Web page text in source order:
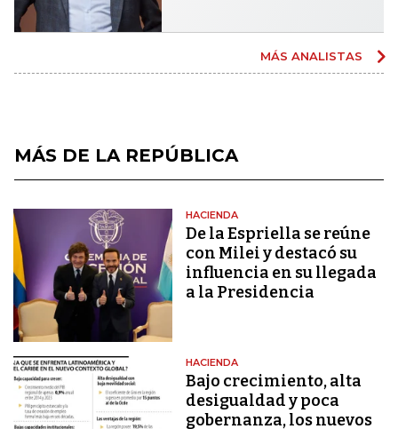
MÁS ANALISTAS
MÁS DE LA REPÚBLICA
HACIENDA
De la Espriella se reúne
con Milei y destacó su
influencia en su llegada
a la Presidencia
HACIENDA
Bajo crecimiento, alta
desigualdad y poca
gobernanza, los nuevos